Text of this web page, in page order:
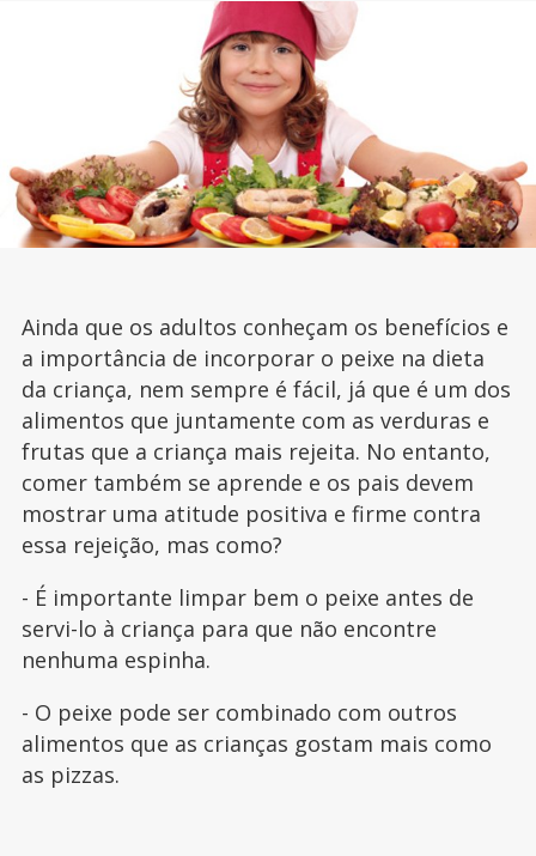
Ainda que os adultos conheçam os benefícios e
a importância de incorporar o peixe na dieta
da criança, nem sempre é fácil, já que é um dos
alimentos que juntamente com as verduras e
frutas que a criança mais rejeita. No entanto,
comer também se aprende e os pais devem
mostrar uma atitude positiva e firme contra
essa rejeição, mas como?
- É importante limpar bem o peixe antes de
servi-lo à criança para que não encontre
nenhuma espinha.
- O peixe pode ser combinado com outros
alimentos que as crianças gostam mais como
as pizzas.